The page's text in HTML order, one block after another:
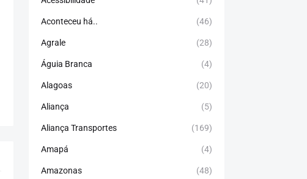
Aconteceu há.. (46)
Agrale (28)
Águia Branca (4)
Alagoas (20)
Aliança (5)
Aliança Transportes (169)
Amapá (4)
Amazonas (48)